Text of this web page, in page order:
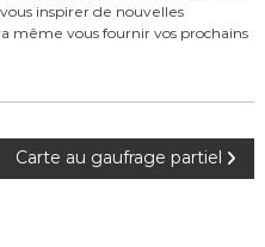
inspirer de nouvelles
même vous fournir vos prochains
Carte au gaufrage partiel